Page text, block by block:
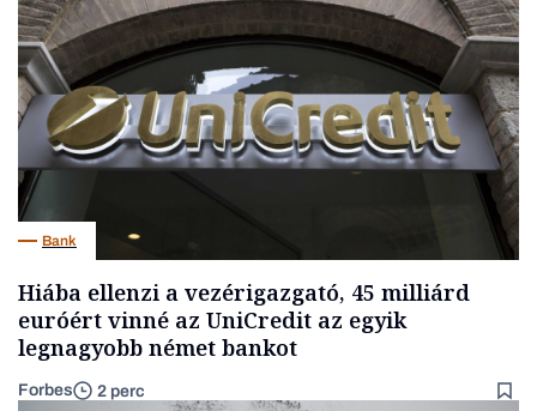
Bank
Hiába ellenzi a vezérigazgató, 45 milliárd
euróért vinné az UniCredit az egyik
legnagyobb német bankot
Forbes 2 perc